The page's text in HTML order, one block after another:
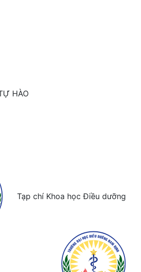
HÀO
Ngôn ngữ hiện tại là:
Tạp chí Khoa học Điều dưỡng